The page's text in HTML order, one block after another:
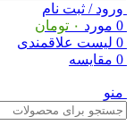
ورود / ثبت نام
0 مورد ۰ تومان
0 لیست علاقمندی
0 مقایسه
منو